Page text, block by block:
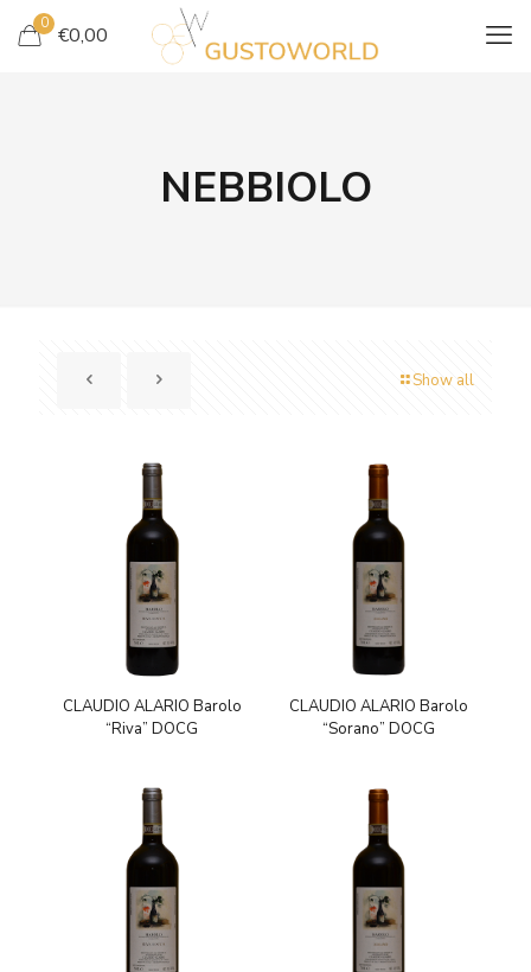
0 €0,00
NEBBIOLO
Show all
CLAUDIO ALARIO Barolo
“Riva” DOCG
CLAUDIO ALARIO Barolo
“Sorano” DOCG